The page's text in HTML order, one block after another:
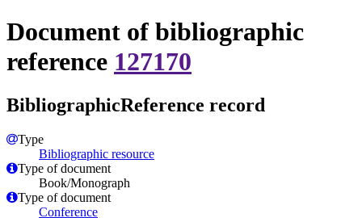
Document of bibliographic
reference 127170
BibliographicReference record
Type
Bibliographic resource
Type of document
Book/Monograph
Type of document
Conference